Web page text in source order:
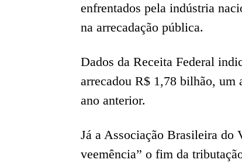
enfrentados pela indústria
na arrecadação pública.
Dados da Receita Federal
arrecadou R$ 1,78 bilhão, um
ano anterior.
Já a Associação Brasileira
veemência” o fim da